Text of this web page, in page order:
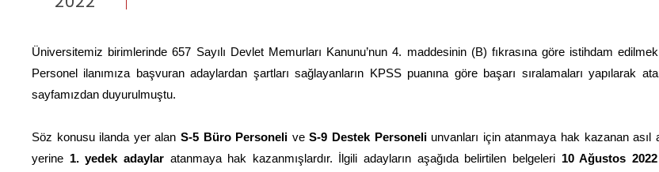
Üniversitemiz birimlerinde 657 Sayılı Devlet Memurları Kanunu’nun 4. maddesinin (B) fıkrasına göre istihdam
Personel ilanımıza başvuran adaylardan şartları sağlayanların KPSS puanına göre başarı sıralamaları
sayfamızdan duyurulmuştu.
Söz konusu ilanda yer alan S-5 Büro Personeli veS-9 Destek Personeliunvanları için atanmaya hak kazanan asıl
yerine 1. yedek adaylaratanmaya hak kazanmışlardır. İlgili adayların aşağıda belirtilen belgeleri 10 Ağustos